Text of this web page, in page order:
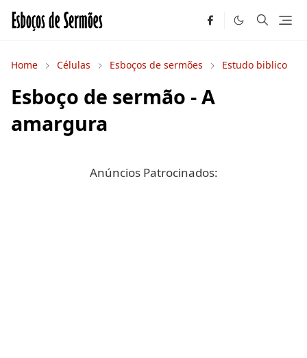
Home Células Esboços de sermões Estudo biblico
Esboço de sermão - A
amargura
Anúncios Patrocinados: